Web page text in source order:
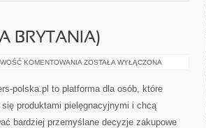
BRYTANIA)
KOMENTOWANIA THE
(WIELKA
BRYTANIA)
ZOSTAŁA WYŁĄCZONA
polska.pl to platforma dla osób, które
się produktami pielęgnacyjnymi i chcą
bardziej przemyślane decyzje zakupowe